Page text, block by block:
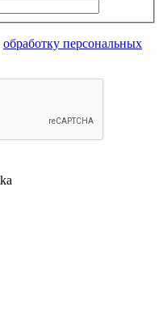
обработку персональных